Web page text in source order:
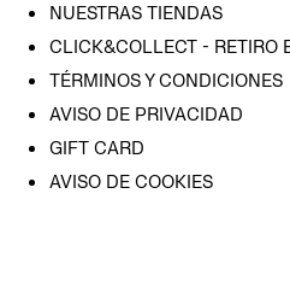
NUESTRAS TIENDAS
CLICK&COLLECT - RETIRO
TÉRMINOS Y CONDICIONES
AVISO DE PRIVACIDAD
GIFT CARD
AVISO DE COOKIES